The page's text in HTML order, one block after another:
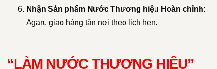
Nhận Sản phẩm Nước Thương hiệu Hoàn chỉnh:
Agaru giao hàng tận nơi theo lịch hẹn.
“LÀM NƯỚC THƯƠNG HIỆU”